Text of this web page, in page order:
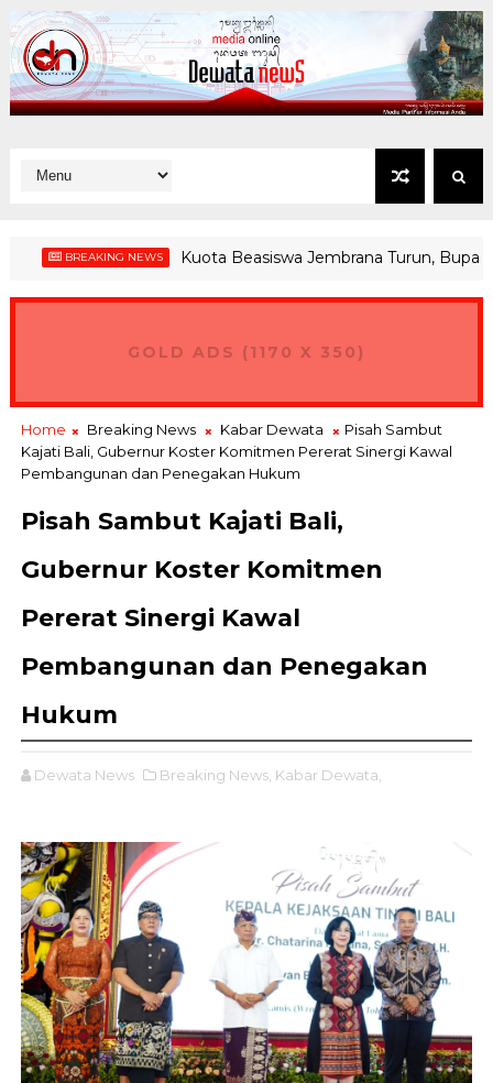
BREAKING NEWS Kuota Beasiswa Jembrana Turun, Bupati
GOLD ADS (1170 X 350)
Home Breaking News Kabar Dewata
Pisah Sambut
Kajati Bali, Gubernur Koster Komitmen Pererat Sinergi Kawal
Pembangunan dan Penegakan Hukum
Pisah Sambut Kajati Bali,
Gubernur Koster Komitmen
Pererat Sinergi Kawal
Pembangunan dan Penegakan
Hukum
Dewata News Breaking News, Kabar Dewata,